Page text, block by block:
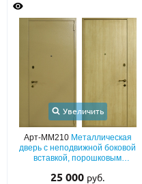
Увеличить
Арт-ММ210 Металлическая
дверь с неподвижной боковой
вставкой, порошковым
25 000 руб.